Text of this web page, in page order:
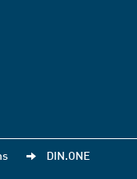
DIN.ONE